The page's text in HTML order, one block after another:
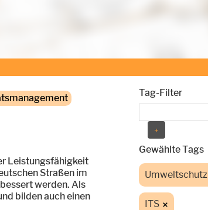
Leistungsfähigkeit
Straßen im
werden. Als
bilden auch einen
Tag-Filter
Gewählte Tags
Umweltschutz
ITS